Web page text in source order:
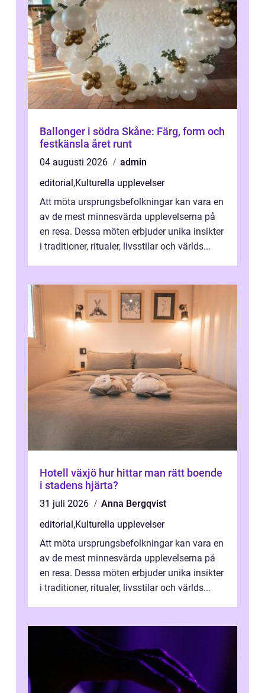
Ballonger i södra Skåne: Färg, form och
festkänsla året runt
04 augusti 2026
admin
editorial,Kulturella upplevelser
Att möta ursprungsbefolkningar kan vara en
av de mest minnesvärda upplevelserna på
en resa. Dessa möten erbjuder unika insikter
i traditioner, ritualer, livsstilar och världs...
Hotell växjö hur hittar man rätt boende
i stadens hjärta?
31 juli 2026
Anna Bergqvist
editorial,Kulturella upplevelser
Att möta ursprungsbefolkningar kan vara en
av de mest minnesvärda upplevelserna på
en resa. Dessa möten erbjuder unika insikter
i traditioner, ritualer, livsstilar och världs...